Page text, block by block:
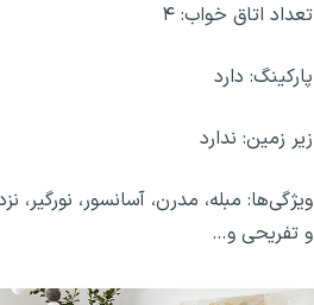
تعداد اتاق خواب: ۴
پارکینگ: دارد
زیر زمین: ندارد
ویژگی‌ها: مبله، مدرن، آسانسور، نورگیر،
و تفریحی و…